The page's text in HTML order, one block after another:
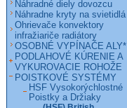
Náhradné diely dovozcu
Náhradne kryty na svietidlá
Ohrievače konvektory
infražiariče radiátory
OSOBNÉ VYPÍNAČE ALY*
PODLAHOVÉ KÚRENIE A
VYKUROVACIE ROHOŽE
POISTKOVÉ SYSTÉMY
HSF Vysokorýchlostné
Poistky a Držiaky